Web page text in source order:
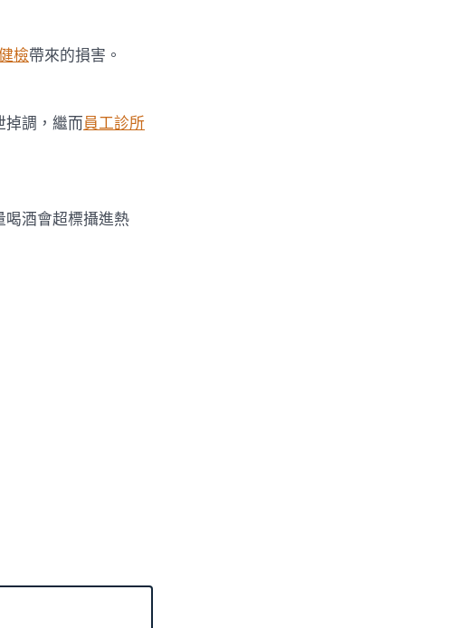
檢帶來的損害。
調，繼而員工診所
酒會超標攝進熱